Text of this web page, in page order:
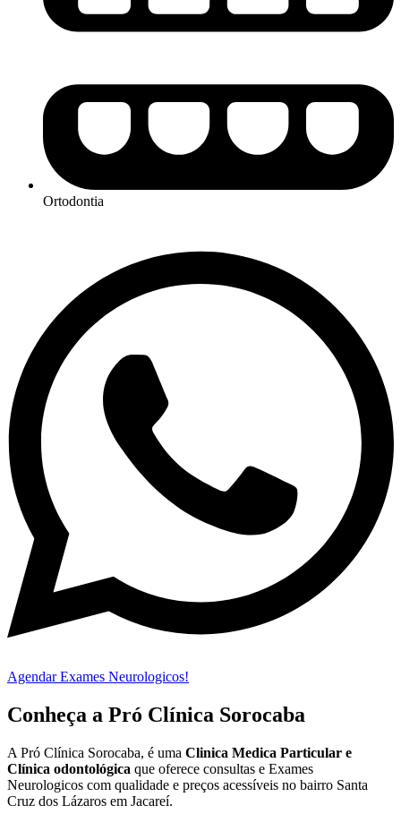
Ortodontia
Agendar Exames Neurologicos!
Conheça a Pró Clínica Sorocaba
A Pró Clínica Sorocaba, é uma Clinica Medica Particular e
Clínica odontológica que oferece consultas e Exames
Neurologicos com qualidade e preços acessíveis no bairro Santa
Cruz dos Lázaros em Jacareí.